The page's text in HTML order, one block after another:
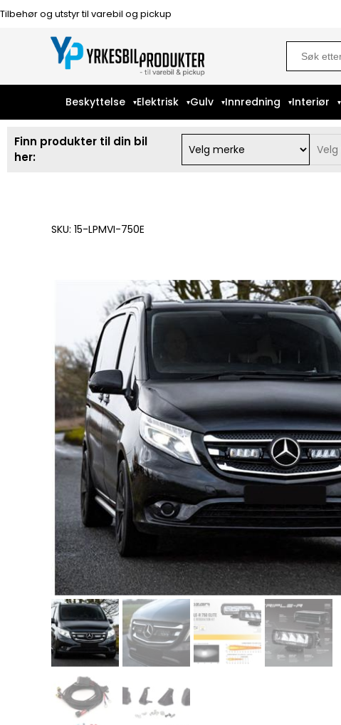
Tilbehør og utstyr til varebil og pickup
Search
for:
Beskyttelse Elektrisk Gulv Innredning Interiør
Finn produkter til din bil
her:
SKU: 15-LPMVI-750E